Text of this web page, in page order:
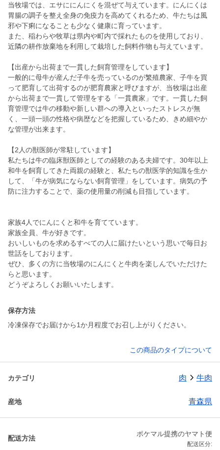
当牧場では、エサににんにくを混ぜて与えています。にんにくは
胃腸の調子を整え全身の免疫力を高めてくれるため、牛たちは風
邪や下痢になることも少なく健康に育っています。
また、稲わらや牧草は県内や町内で採れたものを使用しており、
近隣の耕作放棄地を利用して栽培した飼料作物も与えています。
【出産から出荷まで一貫した飼育管理をしています】
一般的に母牛が産んだ子牛を売っているのが繁殖農家、子牛を買
って肥育して出荷するのが肥育農家と呼びますが、当牧場は出産
から出荷まで一貫して管理をする「一貫農家」です。一貫した飼
育管理では牛の移動や新しい群への導入といったストレスが無
く、一頭一頭の性格や病歴などを把握しているため、きめ細やか
な管理が出来ます。
【2人の獣医師が常駐しています】
私たちは牛の臨床獣医師としての経験のある夫婦です。30年以上
和牛を飼育してきた両親の経験と、私たちの獣医学的知識を生か
して、「牛が病気にならない飼育管理」をしています。病気の予
防に注力することで、薬の使用量の削減も目指しています。
家族4人でにんにくと和牛を育てています。
家族全員、牛が好きです。
おいしいものを求めるすべての人に届けたいという思いで毎日お
世話をしております。
ぜひ、多くの方に当牧場のにんにくと牛肉を楽しんでいただけた
らと思います。
どうぞよろしくお願いいたします。
保存方法
冷凍保存でお届けから1か月程度でお召し上がりください。
この商品のタイプについて
カテゴリ 肉 牛肉
産地 青森県
配送方法
ポケマル提携のヤマト便
配送区分: